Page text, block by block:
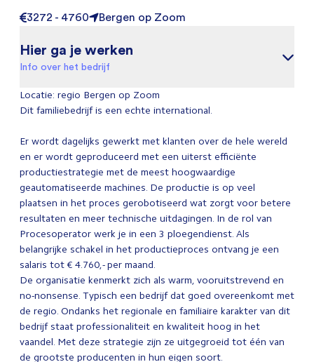
3272 - 4760 Bergen op Zoom
Hier ga je werken
Info over het bedrijf
Locatie: regio Bergen op Zoom
Dit familiebedrijf is een echte international.
Er wordt dagelijks gewerkt met klanten over de hele wereld
en er wordt geproduceerd met een uiterst efficiënte
productiestrategie met de meest hoogwaardige
geautomatiseerde machines. De productie is op veel
plaatsen in het proces gerobotiseerd wat zorgt voor betere
resultaten en meer technische uitdagingen. In de rol van
Procesoperator werk je in een 3 ploegendienst. Als
belangrijke schakel in het productieproces ontvang je een
salaris tot € 4.760,- per maand.
De organisatie kenmerkt zich als warm, vooruitstrevend en
no-nonsense. Typisch een bedrijf dat goed overeenkomt met
de regio. Ondanks het regionale en familiaire karakter van dit
bedrijf staat professionaliteit en kwaliteit hoog in het
vaandel. Met deze strategie zijn ze uitgegroeid tot één van
de grootste producenten in hun eigen soort.